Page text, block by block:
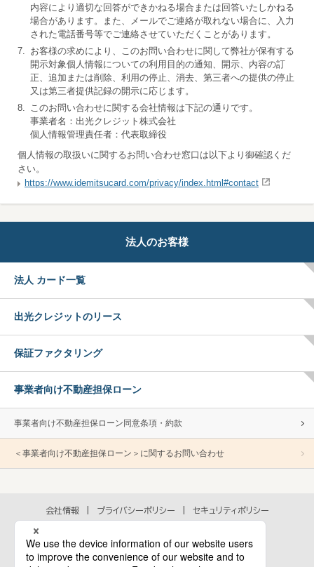
内容により適切な回答ができかねる場合または回答いたしかねる
場合があります。また、メールでご連絡が取れない場合に、入力
された電話番号等でご連絡させていただくことがあります。
7. お客様の求めにより、このお問い合わせに関して弊社が保有する
開示対象個人情報についての利用目的の通知、開示、内容の訂
正、追加または削除、利用の停止、消去、第三者への提供の停止
又は第三者提供記録の開示に応じます。
8. このお問い合わせに関する会社情報は下記の通りです。
事業者名：出光クレジット株式会社
個人情報管理責任者：代表取締役
個人情報の取扱いに関するお問い合わせ窓口は以下より御確認くだ
さい。
https://www.idemitsucard.com/privacy/index.html#contact
法人のお客様
法人 カード一覧
出光クレジットのリース
保証ファクタリング
事業者向け不動産担保ローン
事業者向け不動産担保ローン同意条項・約款
＜事業者向け不動産担保ローン＞に関するお問い合わせ
会社情報 プライバシーポリシー
セキュリティポリシー
個人情報の取扱いに関するお問い合わせ
当ウェブサイトのご利用にあたって